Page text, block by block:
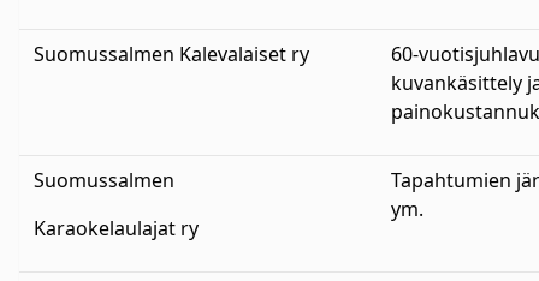
Suomussalmen Kalevalaiset ry
60-
kuvankäsittely
Suomussalmen
Karaokelaulajat ry
Tapahtumien
ym.